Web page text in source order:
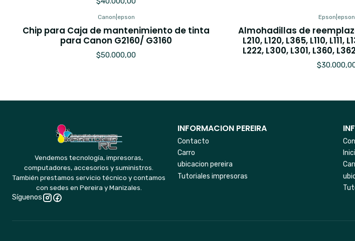
Canon epson
Chip para Caja de mantenimiento de tinta
para Canon G2160/ G3160
$50.000,00
Epson epson
Almohadillas de
L210, L120, L365, L110, L111,
L222, L300, L301, L360,
Vendemos tecnología, impresoras,
computadores, accesorios y suministros.
También prestamos servicio técnico y contamos
con sedes en Pereira y Manizales.
Síguenos
INFORMACION PEREIRA
Contacto
Carro
ubicacion pereira
Tutoriales impresoras